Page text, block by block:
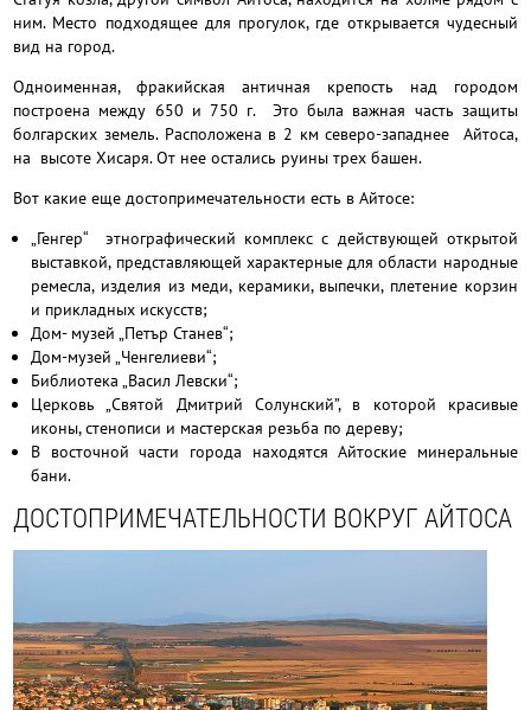
ним. Место подходящее для прогулок, где открывается чудесный
вид на город.
Одноименная, фракийская античная крепость над городом
построена между 650 и 750 г. Это была важная часть защиты
болгарских земель. Расположена в 2 км северо-западнее Айтоса,
на высоте Хисаря. От нее остались руины трех башен.
Вот какие еще достопримечательности есть в Айтосе:
„Генгер“ этнографический комплекс с действующей открытой
выставкой, представляющей характерные для области народные
ремесла, изделия из меди, керамики, выпечки, плетение корзин
и прикладных искусств;
Дом- музей „Петър Станев“;
Дом-музей „Ченгелиеви“;
Библиотека „Васил Левски“;
Церковь „Святой Дмитрий Солунский”, в которой красивые
иконы, стенописи и мастерская резьба по дереву;
В восточной части города находятся Айтоские минеральные
бани.
ДОСТОПРИМЕЧАТЕЛЬНОСТИ ВОКРУГ АЙТОСА